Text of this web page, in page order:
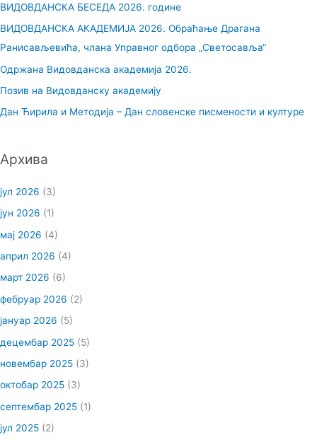
з
а
:
ВИДОВДАНСКА БЕСЕДА 2026. године
ВИДОВДАНСКА АКАДЕМИЈА 2026. Обраћање Драгана
Ранисављевића, члана Управног одбора „Светосавља“
Одржана Видовданска академија 2026.
Позив на Видовданску академију
Дан Ћирила и Методија – Дан словенске писмености и културе
Архива
јул 2026 (3)
јун 2026 (1)
мај 2026 (4)
април 2026 (4)
март 2026 (6)
фебруар 2026 (2)
јануар 2026 (5)
децембар 2025 (5)
новембар 2025 (3)
октобар 2025 (3)
септембар 2025 (1)
јул 2025 (2)